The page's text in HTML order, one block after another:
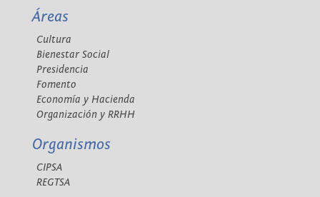
Áreas
Cultura
Bienestar Social
Presidencia
Fomento
Economía y Hacienda
Organización y RRHH
Organismos
CIPSA
REGTSA